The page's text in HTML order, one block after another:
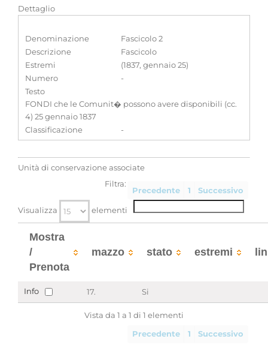
Dettaglio
Denominazione
Fascicolo 2
Descrizione
Fascicolo
Estremi
(1837, gennaio 25)
Numero
-
Testo
FONDI che le Comunit� possono avere disponibili (cc.
4) 25 gennaio 1837
Classificazione
-
Unità di conservazione associate
Precedente 1 Successivo
Visualizza elementi
Filtra:
Mostra
/
Prenota
mazzo stato estremi
Info 17. Si
Vista da 1 a 1 di 1 elementi
Precedente 1 Successivo